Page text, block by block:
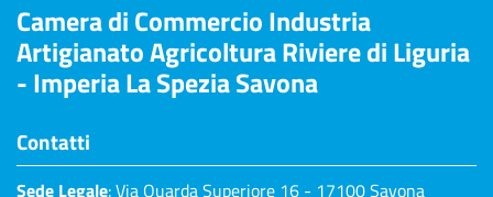
Camera di Commercio Industria
Artigianato Agricoltura Riviere di Liguria
- Imperia La Spezia Savona
Contatti
Sede Legale: Via Quarda Superiore 16 - 17100 Savona